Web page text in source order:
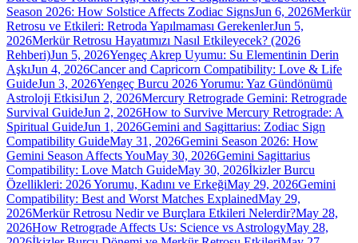
Season 2026: How Solstice Affects Zodiac SignsJun 6, 2026Merkür
Retrosu ve Etkileri: Retroda Yapılmaması GerekenlerJun 5,
2026Merkür Retrosu Hayatımızı Nasıl Etkileyecek? (2026
Rehberi)Jun 5, 2026Yengeç Akrep Uyumu: Su Elementinin Derin
AşkıJun 4, 2026Cancer and Capricorn Compatibility: Love & Life
GuideJun 3, 2026Yengeç Burcu 2026 Yorumu: Yaz Gündönümü
Astroloji EtkisiJun 2, 2026Mercury Retrograde Gemini: Retrograde
Survival GuideJun 2, 2026How to Survive Mercury Retrograde: A
Spiritual GuideJun 1, 2026Gemini and Sagittarius: Zodiac Sign
Compatibility GuideMay 31, 2026Gemini Season 2026: How
Gemini Season Affects YouMay 30, 2026Gemini Sagittarius
Compatibility: Love Match GuideMay 30, 2026İkizler Burcu
Özellikleri: 2026 Yorumu, Kadını ve ErkeğiMay 29, 2026Gemini
Compatibility: Best and Worst Matches ExplainedMay 29,
2026Merkür Retrosu Nedir ve Burçlara Etkileri Nelerdir?May 28,
2026How Retrograde Affects Us: Science vs AstrologyMay 28,